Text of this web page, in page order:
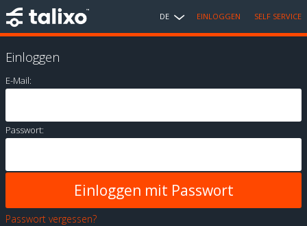
DE EINLOGGEN SELF SERVICE
Einloggen
E-Mail:
Passwort:
Passwort vergessen?